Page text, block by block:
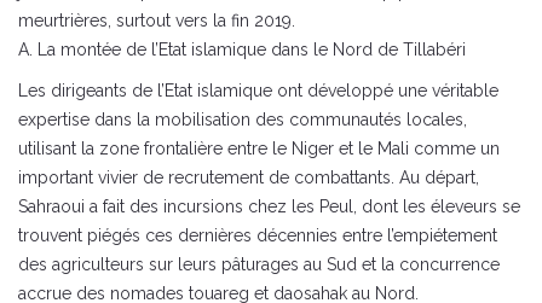
meurtrières, surtout vers la fin 2019.
A. La montée de l’Etat islamique dans le Nord de Tillabéri
Les dirigeants de l’Etat islamique ont développé une véritable
expertise dans la mobilisation des communautés locales,
utilisant la zone frontalière entre le Niger et le Mali comme un
important vivier de recrutement de combattants. Au départ,
Sahraoui a fait des incursions chez les Peul, dont les éleveurs se
trouvent piégés ces dernières décennies entre l’empiétement
des agriculteurs sur leurs pâturages au Sud et la concurrence
accrue des nomades touareg et daosahak au Nord.